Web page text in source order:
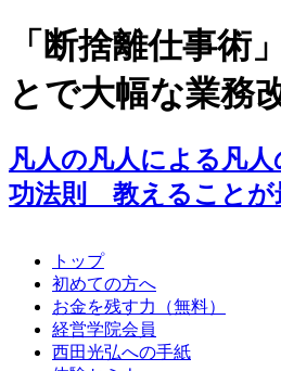
「断捨離仕事術
とで大幅な業務
凡人の凡人による凡
功法則 教えることが
トップ
初めての方へ
お金を残す力（無料）
経営学院会員
西田光弘への手紙